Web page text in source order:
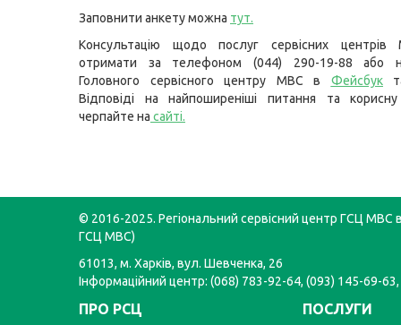
Заповнити анкету можна тут.
Консультацію щодо послуг сервісних
отримати за телефоном (044) 290-19-88 або
Головного сервісного центру МВС в Фейсбук
Відповіді на найпоширеніші питання та
черпайте на сайті.
© 2016-2025. Регіональний сервісний центр ГСЦ МВС в
ГСЦ МВС)
61013, м. Харків, вул. Шевченка, 26
Інформаційний центр: (068) 783-92-64, (093) 145-69-
ПРО РСЦ ПОСЛУГИ